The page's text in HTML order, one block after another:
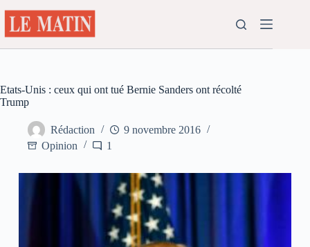
au
contenu
Etats-Unis : ceux qui ont tué Bernie Sanders ont récolté
Trump
Rédaction
9 novembre 2016
Opinion
1